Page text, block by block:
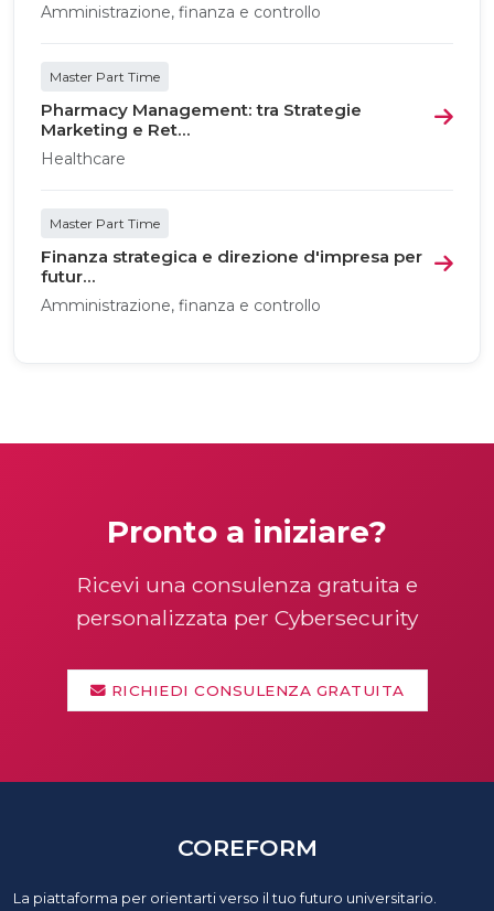
Amministrazione, finanza e controllo
Master Part Time
Pharmacy Management: tra Strategie
Marketing e Ret...
Healthcare
Master Part Time
Finanza strategica e direzione d'impresa per
futur...
Amministrazione, finanza e controllo
Pronto a iniziare?
Ricevi una consulenza gratuita e
personalizzata per Cybersecurity
RICHIEDI CONSULENZA GRATUITA
COREFORM
La piattaforma per orientarti verso il tuo futuro universitario.